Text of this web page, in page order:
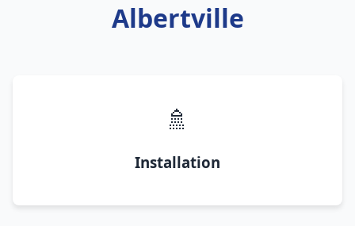
Albertville
🚿
Installation